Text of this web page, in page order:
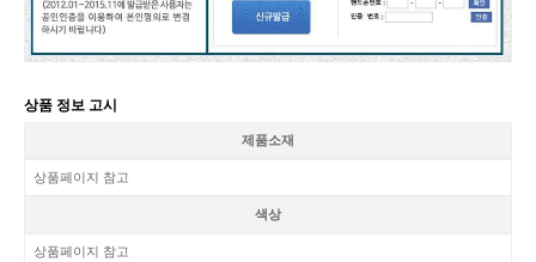
상품 정보 고시
제품소재
상품페이지 참고
색상
상품페이지 참고